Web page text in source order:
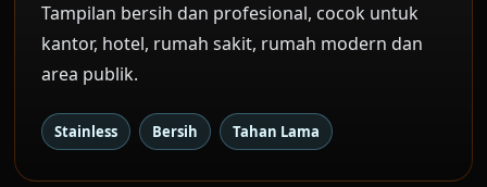
Tampilan bersih dan profesional, cocok untuk
kantor, hotel, rumah sakit, rumah modern dan
area publik.
Stainless Bersih Tahan Lama